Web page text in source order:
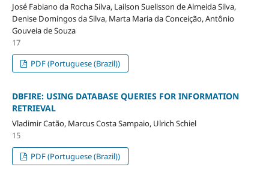
José Fabiano da Rocha Silva, Lailson Suelisson de Almeida Silva,
Denise Domingos da Silva, Marta Maria da Conceição, Antônio
Gouveia de Souza
17
PDF (Portuguese (Brazil))
DBFIRE: USING DATABASE QUERIES FOR INFORMATION
RETRIEVAL
Vladimir Catão, Marcus Costa Sampaio, Ulrich Schiel
15
PDF (Portuguese (Brazil))